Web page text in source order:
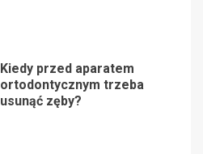
Kiedy przed aparatem
ortodontycznym trzeba
usunąć zęby?